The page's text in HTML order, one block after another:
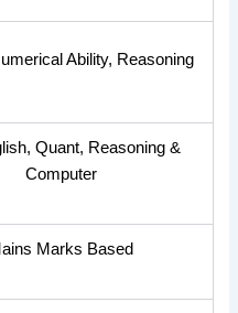
Ability, Reasoning
Quant, Reasoning &
Computer
Marks Based